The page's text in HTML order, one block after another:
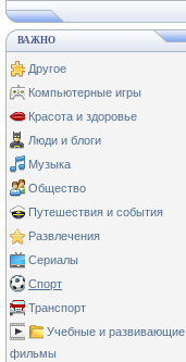
ВАЖНО
Другое
Компьютерные игры
Красота и здоровье
Люди и блоги
Музыка
Общество
Путешествия и события
Развлечения
Сериалы
Спорт
Транспорт
Учебные и развивающие
фильмы